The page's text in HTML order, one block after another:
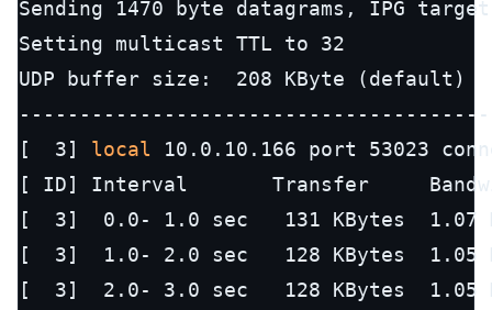
Sending 1470 byte datagrams, IPG
Setting multicast TTL to 32
UDP buffer size:  208 KByte (default)
[  3] local 10.0.10.166 port 53023
[ ID] Interval       Transfer
[  3]  0.0- 1.0 sec   131 KBytes  1.07
[  3]  1.0- 2.0 sec   128 KBytes  1.05
[  3]  2.0- 3.0 sec   128 KBytes  1.05